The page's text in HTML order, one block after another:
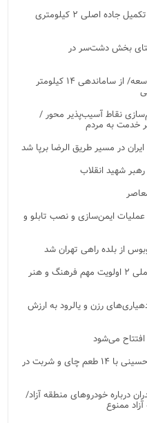
پایان پروژه نیمه‌تمام ۱۵ ساله پارک و تکمیل جاده اصلی ۲ کیلومتری
فرماندار آمل از ۱۴ روستای بخش دشت‌سر در
چالوس آماده جهشی تازه در مسیر توسعه/ از ساماندهی ۱۴ کیلومتر
نقاط آسیب‌پذیر محور /
خدمت به مردم
شهید انقلاب
ایمن‌سازی و نصب تابلو و
توسعه باغ هنر و برگزاری رویدادهای ملی ۲ اولویت مهم فرهنگ و هنر
دهیاری‌های رزن و یالرود به ارزش
افتتاح می‌شود
پذیرایی متفاوت و باشکوه از عزاداران حسینی با ۱۴ طعم چای و شربت در
درباره خودروهای منطقه آزاد/
ممنوع